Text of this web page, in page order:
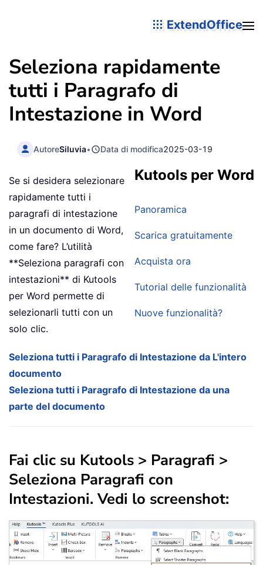
ExtendOffice
Seleziona rapidamente
tutti i Paragrafo di
Intestazione in Word
AutoreSiluvia• Data di modifica2025-03-19
Kutools per Word
Panoramica
Scarica gratuitamente
Acquista ora
Tutorial delle funzionalità
Nuove funzionalità?
Se si desidera selezionare
rapidamente tutti i
paragrafi di intestazione
in un documento di Word,
come fare? L’utilità
**Seleziona paragrafi con
intestazioni** di Kutools
per Word permette di
selezionarli tutti con un
solo clic.
Seleziona tutti i Paragrafo di Intestazione da L'intero
documento
Seleziona tutti i Paragrafo di Intestazione da una
parte del documento
Fai clic su Kutools > Paragrafi >
Seleziona Paragrafi con
Intestazioni. Vedi lo screenshot: